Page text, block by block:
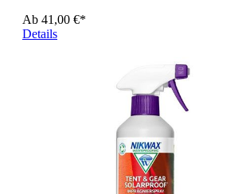
Ab 41,00 €*
Details